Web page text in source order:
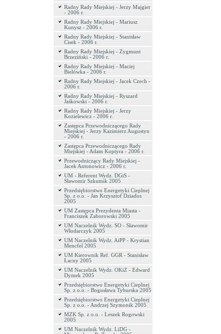
Radny Rady Miejskiej - Jerzy Majgier
- 2006 r.
Radny Rady Miejskiej - Mariusz
Kunysz - 2006 r.
Radny Rady Miejskiej - Stanisław
Cisek - 2006 r.
Radny Rady Miejskiej - Zygmunt
Brzeziński - 2006 r.
Radny Rady Miejskiej - Maciej
Bielówka - 2006 r.
Radny Rady Miejskiej - Jacek Czech -
2006 r.
Radny Rady Miejskiej - Ryszard
Jaśkowski - 2006 r.
Radny Rady Miejskiej - Jerzy
Kozielewicz - 2006 r.
Zastępca Przewodniczącego Rady
Miejskiej - Jerzy Kazimierz Augustyn
- 2006 r.
Zastępca Przewodniczącego Rady
Miejskiej - Adam Koptyra - 2006 r.
Przewodniczący Rady Miejskiej -
Jacek Antonowicz - 2006 r.
UM - Referent Wydz. DGiS -
Sławomir Szkutnik 2005
Przedsiębiorstwo Energetyki Cieplnej
Sp. z o.o. - Jan Krzysztof Dziados
2005
UM Zastępca Prezydenta Miasta -
Franciszek Zaborowski 2005
UM Naczelnik Wydz. SO - Sławomir
Włodarczyk 2005
UM Naczelnik Wydz. AiPP - Krystian
Mencfel 2005
UM Kierownik Ref. GGR - Stanisław
Łacny 2005
UM Naczelnik Wydz. OKiZ - Edward
Dymek 2005
Przedsiębiorstwo Energetyki Cieplnej
Sp. z o.o. - Bogusława Tyburska 2005
Przedsiębiorstwo Energetyki Cieplnej
Sp. z o.o. - Andrzej Szymonik 2005
MZK Sp. z o.o. - Leszek Rogowski
2005
UM Naczelnik Wydz. LiDG -